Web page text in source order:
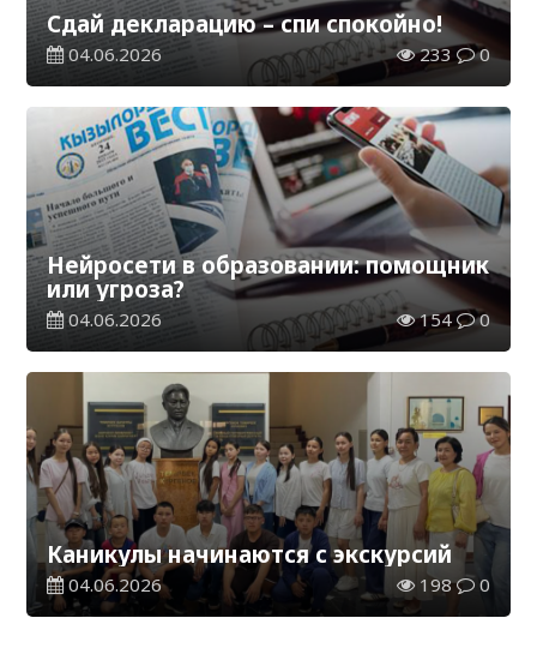
Сдай декларацию – спи спокойно!
04.06.2026 233 0
Нейросети в образовании: помощник
или угроза?
04.06.2026 154 0
Каникулы начинаются с экскурсий
04.06.2026 198 0